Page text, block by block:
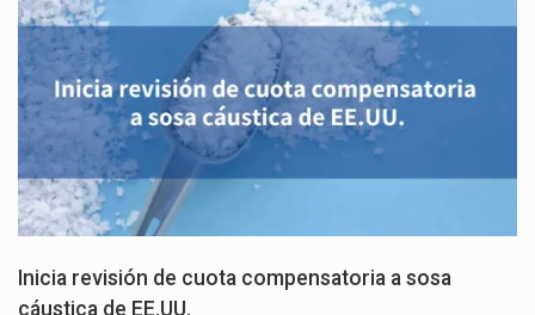
Inicia revisión de cuota compensatoria a sosa
cáustica de EE.UU.